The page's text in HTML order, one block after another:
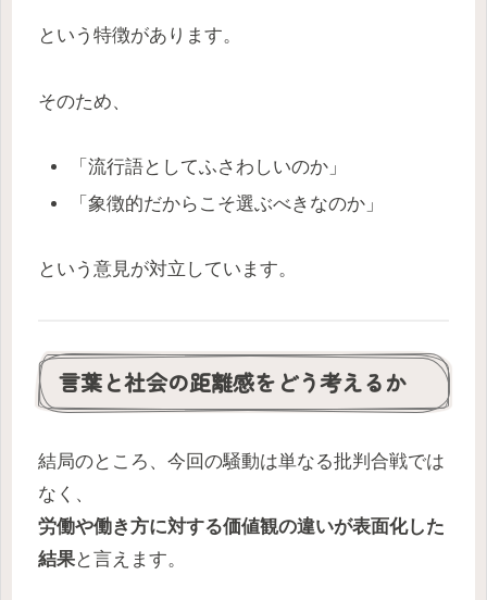
という特徴があります。
そのため、
「流行語としてふさわしいのか」
「象徴的だからこそ選ぶべきなのか」
という意見が対立しています。
言葉と社会の距離感をどう考えるか
結局のところ、今回の騒動は単なる批判合戦では
なく、
労働や働き方に対する価値観の違いが表面化した
結果と言えます。